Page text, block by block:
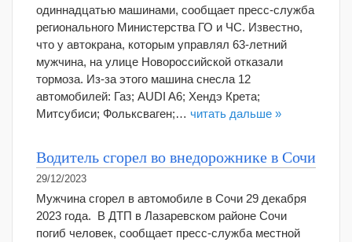
одиннадцатью машинами, сообщает пресс-служба
регионального Министерства ГО и ЧС. Известно,
что у автокрана, которым управлял 63-летний
мужчина, на улице Новороссийской отказали
тормоза. Из-за этого машина снесла 12
автомобилей: Газ; AUDI A6; Хендэ Крета;
Митсубиси; Фольксваген;… читать дальше »
Водитель сгорел во внедорожнике в Сочи
29/12/2023
Мужчина сгорел в автомобиле в Сочи 29 декабря
2023 года. В ДТП в Лазаревском районе Сочи
погиб человек, сообщает пресс-служба местной